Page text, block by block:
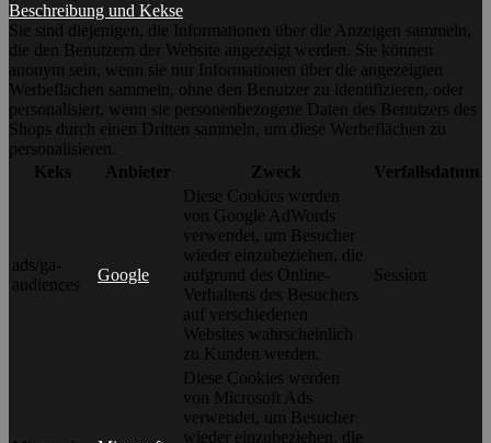
Beschreibung und Kekse
Sie sind diejenigen, die Informationen über die Anzeigen sammeln,
die den Benutzern der Website angezeigt werden. Sie können
anonym sein, wenn sie nur Informationen über die angezeigten
Werbeflächen sammeln, ohne den Benutzer zu identifizieren, oder
personalisiert, wenn sie personenbezogene Daten des Benutzers des
Shops durch einen Dritten sammeln, um diese Werbeflächen zu
personalisieren.
Keks
Anbieter Zweck Verfallsdatum
ads/ga-
audiences
Google
Diese Cookies werden
von Google AdWords
verwendet, um Besucher
wieder einzubeziehen, die
aufgrund des Online-
Verhaltens des Besuchers
auf verschiedenen
Websites wahrscheinlich
zu Kunden werden.
Session
Diese Cookies werden
von Microsoft Ads
verwendet, um Besucher
wieder einzubeziehen, die